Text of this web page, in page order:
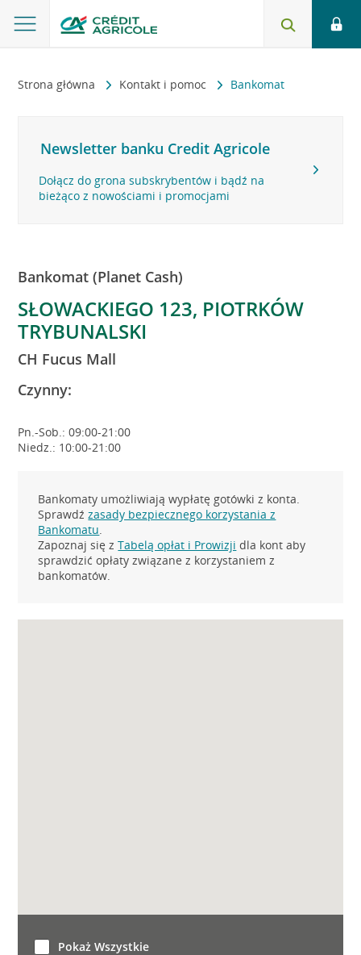
Strona główna Kontakt i pomoc Bankomat
Newsletter banku Credit Agricole
Dołącz do grona subskrybentów i bądź na
bieżąco z nowościami i promocjami
Bankomat (Planet Cash)
SŁOWACKIEGO 123, PIOTRKÓW
TRYBUNALSKI
CH Fucus Mall
Czynny:
Pn.-Sob.: 09:00-21:00
Niedz.: 10:00-21:00
Bankomaty umożliwiają wypłatę gotówki z konta.
Sprawdźzasady bezpiecznego korzystania z
Bankomatu.
Zapoznaj się zTabelą opłat i Prowizji dla kont aby
sprawdzić opłaty związane z korzystaniem z
bankomatów.
Pokaż Wszystkie